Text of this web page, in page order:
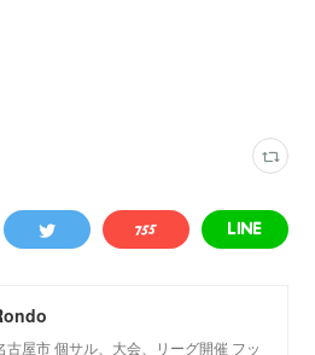
古屋市 個サル、大会、リーグ開催 フッ